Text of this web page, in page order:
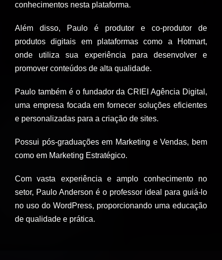
conhecimentos nesta plataforma.
Além disso, Paulo é produtor e co-produtor de
produtos digitais em plataformas como a Hotmart,
onde utiliza sua experiência para desenvolver e
promover conteúdos de alta qualidade.
Paulo também é o fundador da CRIEI Agência Digital,
uma empresa focada em fornecer soluções eficientes
e personalizadas para a criação de sites.
Possui pós-graduações em Marketing e Vendas, bem
como em Marketing Estratégico.
Com vasta experiência e amplo conhecimento no
setor, Paulo Anderson é o professor ideal para guiá-lo
no uso do WordPress, proporcionando uma educação
de qualidade e prática.